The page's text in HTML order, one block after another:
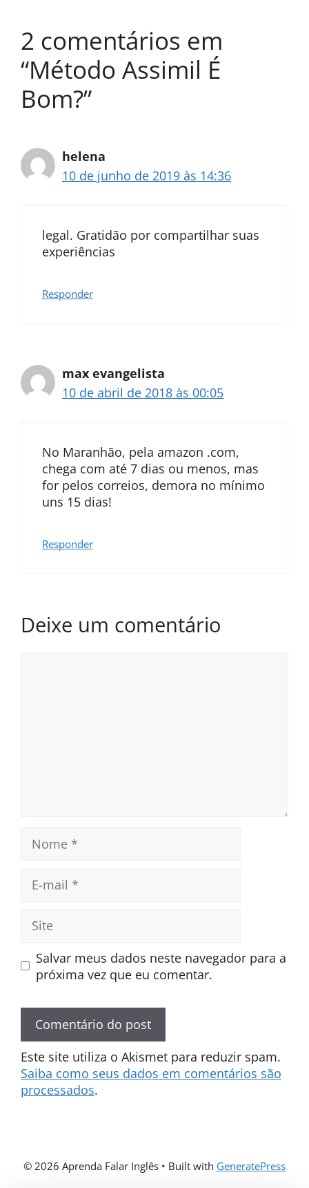
2 comentários em
“Método Assimil É
Bom?”
helena
10 de junho de 2019 às 14:36
legal. Gratidão por compartilhar suas
experiências
Responder
max evangelista
10 de abril de 2018 às 00:05
No Maranhão, pela amazon .com,
chega com até 7 dias ou menos, mas
for pelos correios, demora no mínimo
uns 15 dias!
Responder
Deixe um comentário
mail
Site
Salvar meus dados neste navegador para a
próxima vez que eu comentar.
Este site utiliza o Akismet para reduzir spam.
Saiba como seus dados em comentários são
processados.
© 2026 Aprenda Falar Inglês • Built with GeneratePress